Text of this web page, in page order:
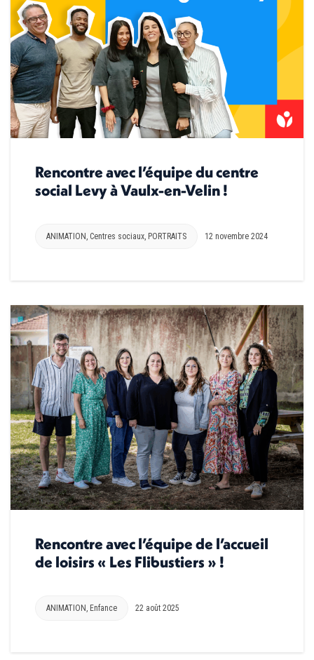
Rencontre avec l’équipe du centre
social Levy à Vaulx-en-Velin !
ANIMATION Centres sociaux PORTRAITS 12 novembre 2024
Rencontre avec l’équipe de l’accueil
de loisirs « Les Flibustiers » !
ANIMATION , Enfance 22 août 2025